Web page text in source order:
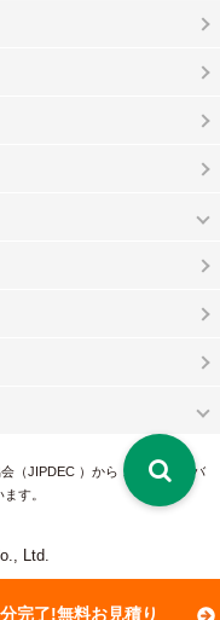
完了!無料お見積り
（JIPDEC ）から 、「 プライバ
す。
Ltd.